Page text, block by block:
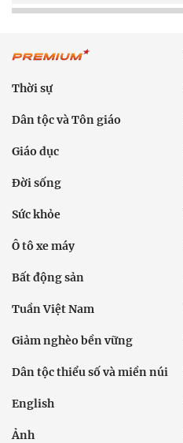
Thời sự
Dân tộc và Tôn giáo
Giáo dục
Đời sống
Sức khỏe
Ô tô xe máy
Bất động sản
Tuần Việt Nam
Giảm nghèo bền vững
Dân tộc thiểu số và miền núi
English
Ảnh